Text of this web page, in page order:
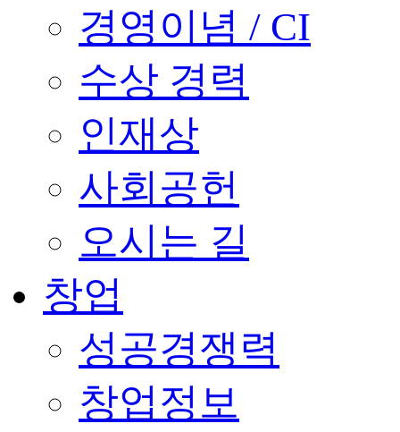
경영이념 / CI
수상 경력
인재상
사회공헌
오시는 길
창업
성공경쟁력
창업정보